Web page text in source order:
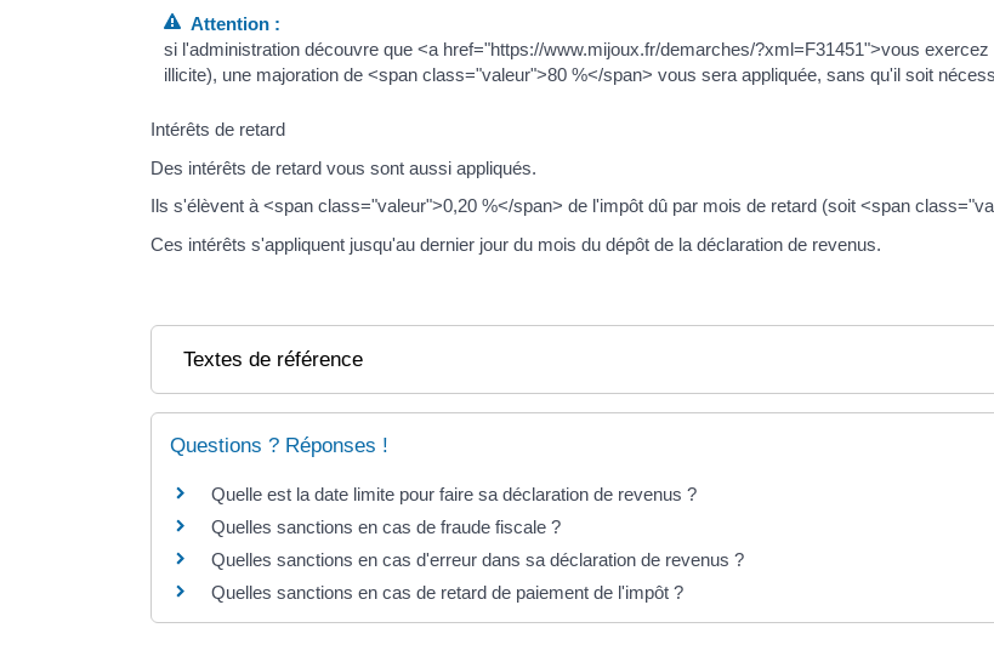
Attention :
si l'administration découvre que <a href="https://www.mijoux.fr/demarches/?xml=F31451">vous
illicite), une majoration de <span class="valeur">80 %</span> vous sera appliquée, sans qu'il soit
Intérêts de retard
Des intérêts de retard vous sont aussi appliqués.
Ils s'élèvent à <span class="valeur">0,20 %</span> de l'impôt dû par mois de retard (soit <span
Ces intérêts s'appliquent jusqu'au dernier jour du mois du dépôt de la déclaration de revenus.
Textes de référence
Questions ? Réponses !
Quelle est la date limite pour faire sa déclaration de revenus ?
Quelles sanctions en cas de fraude fiscale ?
Quelles sanctions en cas d'erreur dans sa déclaration de revenus ?
Quelles sanctions en cas de retard de paiement de l'impôt ?